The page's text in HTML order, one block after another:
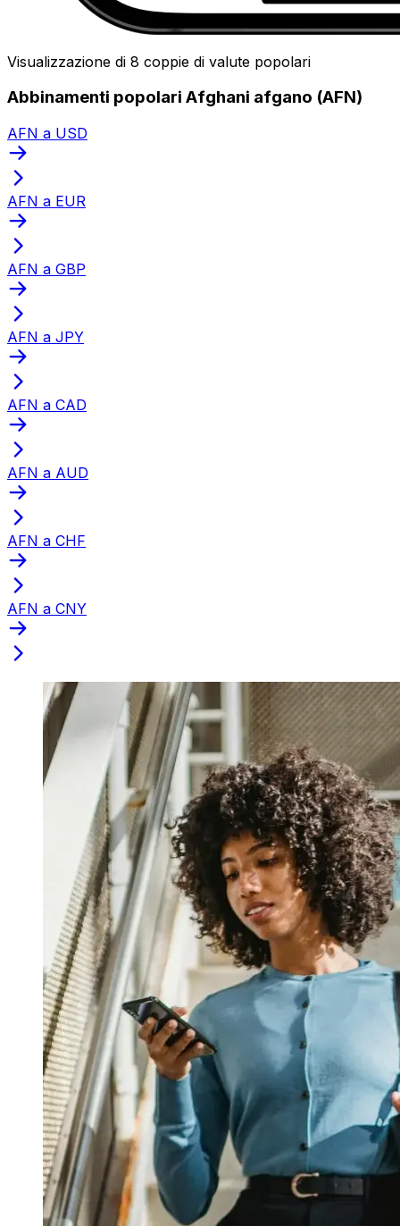
Visualizzazione di 8 coppie di valute popolari
Abbinamenti popolari Afghani afgano (AFN)
AFN a USD
AFN a EUR
AFN a GBP
AFN a JPY
AFN a CAD
AFN a AUD
AFN a CHF
AFN a CNY